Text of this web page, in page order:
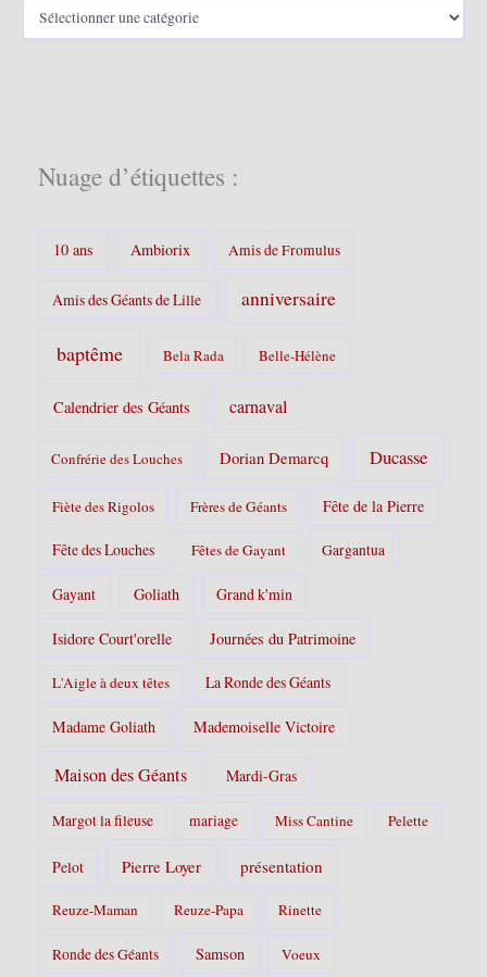
Nuage d’étiquettes :
10 ans Ambiorix Amis de Fromulus
Amis des Géants de Lille anniversaire
baptême Bela Rada Belle-Hélène
Calendrier des Géants carnaval
Confrérie des Louches Dorian Demarcq Ducasse
Fiète des Rigolos Frères de Géants Fête de la Pierre
Fête des Louches Fêtes de Gayant Gargantua
Gayant Goliath Grand k'min
Isidore Court'orelle Journées du Patrimoine
L'Aigle à deux têtes La Ronde des Géants
Madame Goliath Mademoiselle Victoire
Maison des Géants Mardi-Gras
Margot la fileuse mariage Miss Cantine Pelette
Pelot Pierre Loyer présentation
Reuze-Maman Reuze-Papa Rinette
Ronde des Géants Samson Voeux